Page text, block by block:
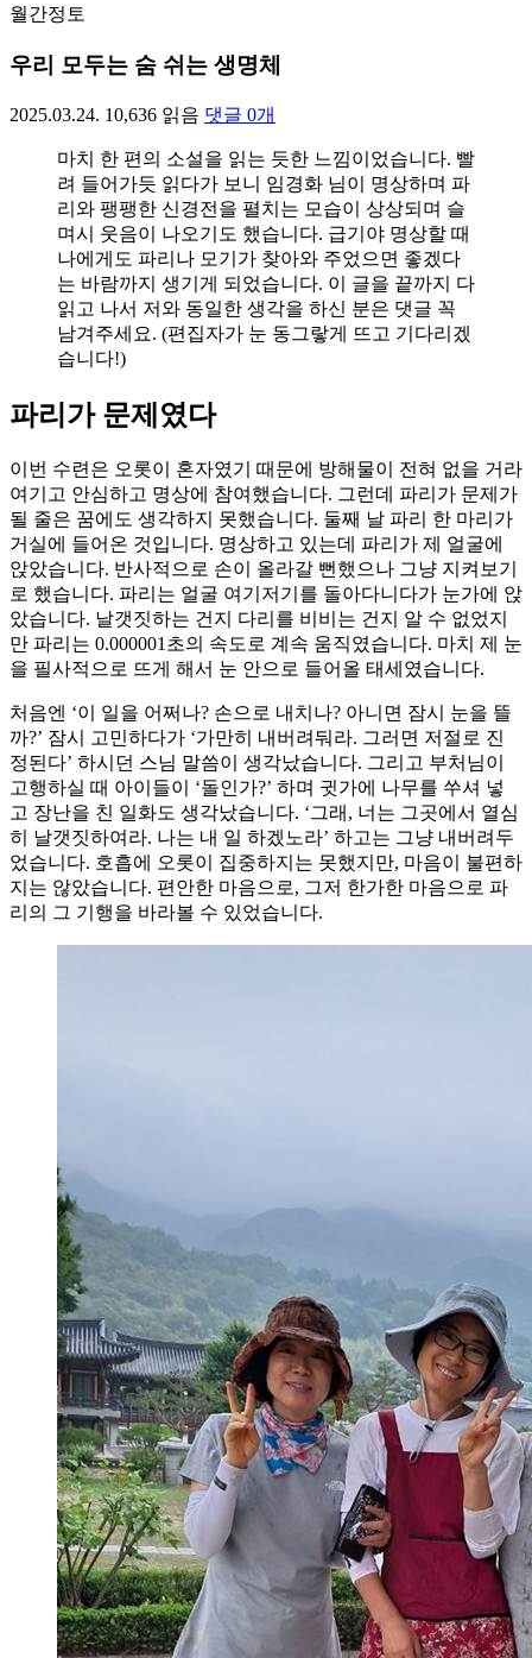
월간정토
우리 모두는 숨 쉬는 생명체
2025.03.24. 10,636 읽음 댓글 0개
마치 한 편의 소설을 읽는 듯한 느낌이었습니다. 빨
려 들어가듯 읽다가 보니 임경화 님이 명상하며 파
리와 팽팽한 신경전을 펼치는 모습이 상상되며 슬
며시 웃음이 나오기도 했습니다. 급기야 명상할 때
나에게도 파리나 모기가 찾아와 주었으면 좋겠다
는 바람까지 생기게 되었습니다. 이 글을 끝까지 다
읽고 나서 저와 동일한 생각을 하신 분은 댓글 꼭
남겨주세요. (편집자가 눈 동그랗게 뜨고 기다리겠
습니다!)
파리가 문제였다
이번 수련은 오롯이 혼자였기 때문에 방해물이 전혀 없을 거라
여기고 안심하고 명상에 참여했습니다. 그런데 파리가 문제가
될 줄은 꿈에도 생각하지 못했습니다. 둘째 날 파리 한 마리가
거실에 들어온 것입니다. 명상하고 있는데 파리가 제 얼굴에
앉았습니다. 반사적으로 손이 올라갈 뻔했으나 그냥 지켜보기
로 했습니다. 파리는 얼굴 여기저기를 돌아다니다가 눈가에 앉
았습니다. 날갯짓하는 건지 다리를 비비는 건지 알 수 없었지
만 파리는 0.000001초의 속도로 계속 움직였습니다. 마치 제 눈
을 필사적으로 뜨게 해서 눈 안으로 들어올 태세였습니다.
처음엔 ‘이 일을 어쩌나? 손으로 내치나? 아니면 잠시 눈을 뜰
까?’ 잠시 고민하다가 ‘가만히 내버려둬라. 그러면 저절로 진
정된다’ 하시던 스님 말씀이 생각났습니다. 그리고 부처님이
고행하실 때 아이들이 ‘돌인가?’ 하며 귓가에 나무를 쑤셔 넣
고 장난을 친 일화도 생각났습니다. ‘그래, 너는 그곳에서 열심
히 날갯짓하여라. 나는 내 일 하겠노라’ 하고는 그냥 내버려두
었습니다. 호흡에 오롯이 집중하지는 못했지만, 마음이 불편하
지는 않았습니다. 편안한 마음으로, 그저 한가한 마음으로 파
리의 그 기행을 바라볼 수 있었습니다.